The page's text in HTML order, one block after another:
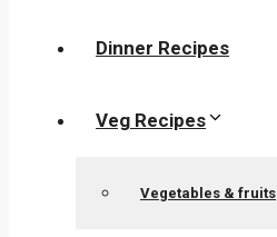
Dinner Recipes
Veg Recipes
Vegetables & fruits